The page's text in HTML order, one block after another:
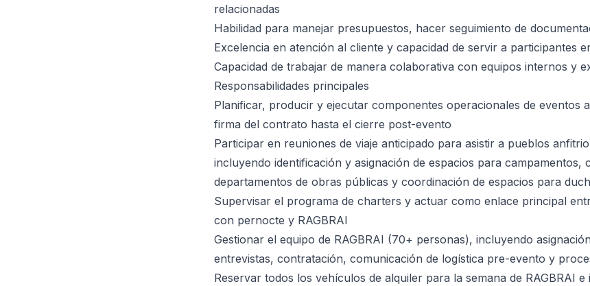
relacionadas
Habilidad para manejar presupuestos, hacer seguimiento de
Excelencia en atención al cliente y capacidad de servir a participantes
Capacidad de trabajar de manera colaborativa con equipos internos y
Responsabilidades principales
Planificar, producir y ejecutar componentes operacionales de eventos
firma del contrato hasta el cierre post-evento
Participar en reuniones de viaje anticipado para asistir a pueblos
incluyendo identificación y asignación de espacios para campamentos,
departamentos de obras públicas y coordinación de espacios para
Supervisar el programa de charters y actuar como enlace principal
con pernocte y RAGBRAI
Gestionar el equipo de RAGBRAI (70+ personas), incluyendo
entrevistas, contratación, comunicación de logística pre-evento y
Reservar todos los vehículos de alquiler para la semana de RAGBRAI